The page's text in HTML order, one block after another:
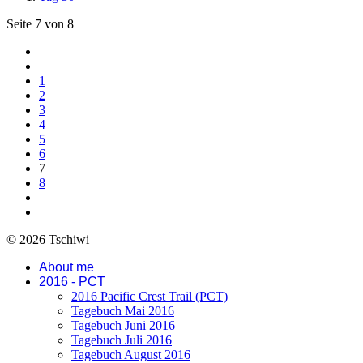
Seite 7 von 8
1
2
3
4
5
6
7
8
© 2026 Tschiwi
About me
2016 - PCT
2016 Pacific Crest Trail (PCT)
Tagebuch Mai 2016
Tagebuch Juni 2016
Tagebuch Juli 2016
Tagebuch August 2016